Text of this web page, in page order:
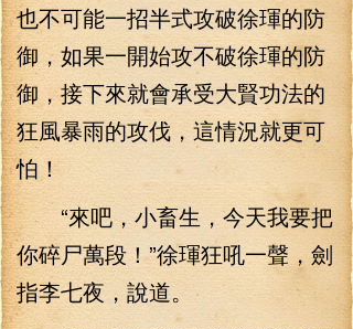
也不可能一招半式攻破徐琿的防
御，如果一開始攻不破徐琿的防
御，接下來就會承受大賢功法的
狂風暴雨的攻伐，這情況就更可
怕！
“來吧，小畜生，今天我要把
你碎尸萬段！”徐琿狂吼一聲，劍
指李七夜，說道。